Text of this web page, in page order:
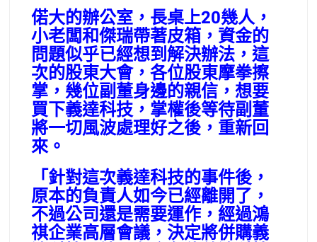
偌大的辦公室，長桌上20幾人，
小老闆和傑瑞帶著皮箱，資金的
問題似乎已經想到解決辦法，這
次的股東大會，各位股東摩拳擦
掌，幾位副董身邊的親信，想要
買下義達科技，掌權後等待副董
將一切風波處理好之後，重新回
來。
「針對這次義達科技的事件後，
原本的負責人如今已經離開了，
不過公司還是需要運作，經過鴻
祺企業高層會議，決定將併購義